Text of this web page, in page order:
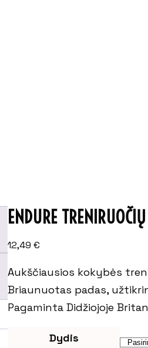
ENDURE
12,49 €
Aukščiausios kokybės
Briaunuotas padas,
Pagaminta Didžiojoje
Dydis